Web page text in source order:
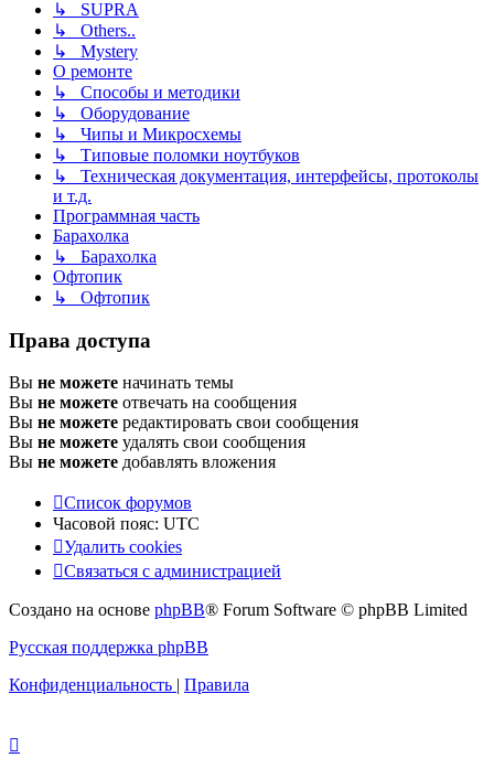
↳ SUPRA
↳ Others..
↳ Mystery
О ремонте
↳ Способы и методики
↳ Оборудование
↳ Чипы и Микросхемы
↳ Типовые поломки ноутбуков
↳ Техническая документация, интерфейсы, протоколы
и т.д.
Программная часть
Барахолка
↳ Барахолка
Офтопик
↳ Офтопик
Права доступа
Вы не можете начинать темы
Вы не можете отвечать на сообщения
Вы не можете редактировать свои сообщения
Вы не можете удалять свои сообщения
Вы не можете добавлять вложения
Список форумов
Часовой пояс: UTC
Удалить cookies
Связаться
администрацией
Связаться с администрацией
Создано на основе phpBB® Forum Software © phpBB Limited
Русская поддержка phpBB
Конфиденциальность | Правила